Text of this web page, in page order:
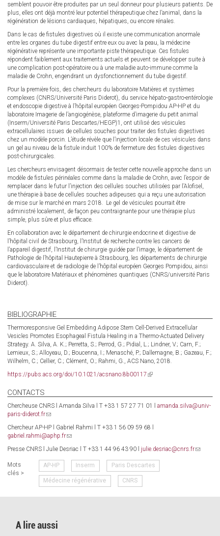
semblent pouvoir être produites par un seul donneur pour plusieurs patients. De
plus, elles ont déjà montré leur potentiel thérapeutique chez l’animal, dans la
régénération de lésions cardiaques, hépatiques, ou encore rénales.
Dans le cas de fistules digestives où il existe une communication anormale
entre les organes du tube digestif entre eux ou avec la peau, la médecine
régénérative représente une importante piste thérapeutique. Ces fistules
répondent faiblement aux traitements actuels et peuvent se développer suite à
une complication post-opératoire ou à une maladie auto-immune comme la
maladie de Crohn, engendrant un dysfonctionnement du tube digestif.
Pour la première fois, des chercheurs du laboratoire Matières et systèmes
complexes (CNRS/Université Paris Diderot), du service hépato-gastro-entérologie
et endoscopie digestive à l’hôpital européen Georges-Pompidou AP-HP et du
laboratoire Imagerie de l’angiogénèse, plateforme d’imagerie du petit animal
(Inserm/Université Paris Descartes/HEGP)1, ont utilisé des vésicules
extracellulaires issues de cellules souches pour traiter des fistules digestives
chez un modèle porcin. L’étude révèle que l’injection locale de ces vésicules dans
un gel au niveau de la fistule induit 100% de fermeture des fistules digestives
post-chirurgicales.
Les chercheurs envisagent désormais de tester cette nouvelle approche dans un
modèle de fistules périnéales comme dans la maladie de Crohn, avec l’espoir de
remplacer dans le futur l’injection des cellules souches utilisées par l’Alofisel,
une thérapie à base de cellules souches adipeuses qui a reçu une autorisation
de mise sur le marché en mars 2018. Le gel de vésicules pourrait être
administré localement, de façon peu contraignante pour une thérapie plus
simple, plus sûre et plus efficace.
En collaboration avec le département de chirurgie endocrine et digestive de
l’hôpital civil de Strasbourg, l’Institut de recherche contre les cancers de
l’appareil digestif, l’Institut de chirurgie guidée par l’image, le département de
Pathologie de l’hôpital Hautepierre à Strasbourg, les départements de chirurgie
cardiovasculaire et de radiologie de l’hôpital européen Georges Pompidou, ainsi
que le laboratoire Matériaux et phénomènes quantiques (CNRS/université Paris
Diderot).
BIBLIOGRAPHIE
Thermoresponsive Gel Embedding Adipose Stem Cell-Derived Extracellular
Vesicles Promotes Esophageal Fistula Healing in a Thermo-Actuated Delivery
Strategy. A. Silva, A. K.; Perretta, S.; Perrod, G.; Pidial, L.; Lindner, V.; Carn, F.;
Lemieux, S.; Alloyeau, D.; Boucenna, I.; Menasché, P.; Dallemagne, B.; Gazeau, F.;
Wilhelm, C.; Cellier, C.; Clément, O.; Rahmi, G., ACS Nano, 2018.
https://pubs.acs.org/doi/10.1021/acsnano.8b00117 (link
CONTACTS
Chercheuse CNRS l Amanda Silva l T +33 1 57 27 71 01 l amanda.silva@univ-
paris-diderot.fr(link
e-
mail)
Chercheur AP-HP l Gabriel Rahmi l T +33 1 56 09 59 68 l
gabriel.rahmi@aphp.fr(link
e-
mail)
Presse CNRS l Julie Desriac l T +33 1 44 96 43 90 l julie.desriac@cnrs.fr(link
Mots
clés >
AP-HP Inserm Paris Descartes
Médecine régénérative CNRS
A lire aussi